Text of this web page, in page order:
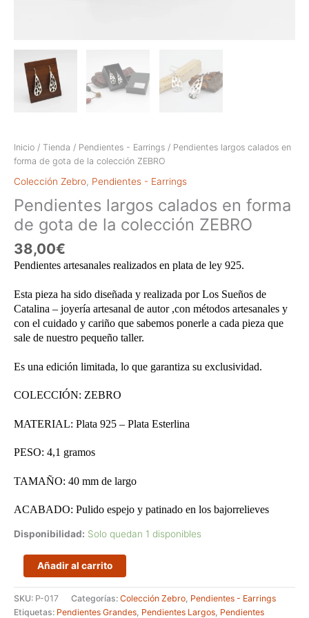
Inicio / Tienda / Pendientes - Earrings / Pendientes largos calados en
forma de gota de la colección ZEBRO
Colección Zebro Pendientes - Earrings
Pendientes largos calados en forma
de gota de la colección ZEBRO
38,00€
Pendientes artesanales realizados en plata de ley 925.
Esta pieza ha sido diseñada y realizada por Los Sueños de
Catalina – joyería artesanal de autor ,con métodos artesanales y
con el cuidado y cariño que sabemos ponerle a cada pieza que
sale de nuestro pequeño taller.
Es una edición limitada, lo que garantiza su exclusividad.
COLECCIÓN: ZEBRO
MATERIAL: Plata 925 – Plata Esterlina
PESO: 4,1 gramos
TAMAÑO: 40 mm de largo
ACABADO: Pulido espejo y patinado en los bajorrelieves
Disponibilidad: Solo quedan 1 disponibles
Pendientes
largos
calados
en
Añadir al carrito
SKU: P-017 Categorías: Colección Zebro, Pendientes - Earrings
Etiquetas: Pendientes Grandes, Pendientes Largos, Pendientes